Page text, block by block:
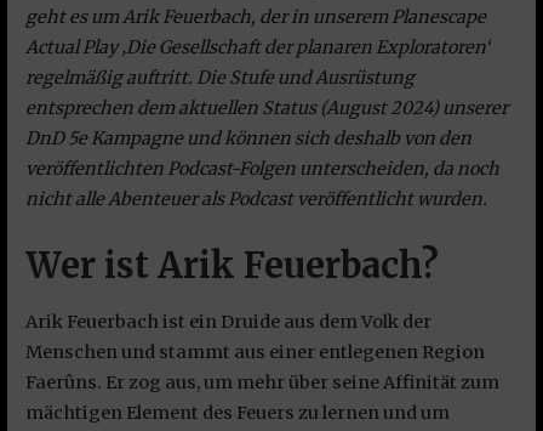
geht es um Arik Feuerbach, der in unserem Planescape
Actual Play ‚Die Gesellschaft der planaren Exploratoren‘
regelmäßig auftritt. Die Stufe und Ausrüstung
entsprechen dem aktuellen Status (August 2024) unserer
DnD 5e Kampagne und können sich deshalb von den
veröffentlichten Podcast-Folgen unterscheiden, da noch
nicht alle Abenteuer als Podcast veröffentlicht wurden.
Wer ist Arik Feuerbach?
Arik Feuerbach ist ein Druide aus dem Volk der
Menschen und stammt aus einer entlegenen Region
Faerûns. Er zog aus, um mehr über seine Affinität zum
mächtigen Element des Feuers zu lernen und um